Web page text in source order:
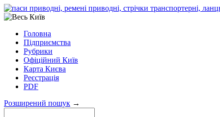
Головна
Підприємства
Рубрики
Офіційний Київ
Карта Києва
Реєстрація
PDF
Розширений пошук →